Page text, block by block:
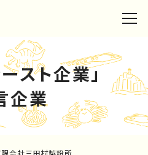
スト企業」
企業
会社三田村製粉所